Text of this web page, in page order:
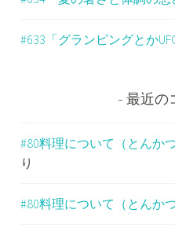
#633「グランピングとか
最近の
#80料理について（とんか
り
#80料理について（とんか